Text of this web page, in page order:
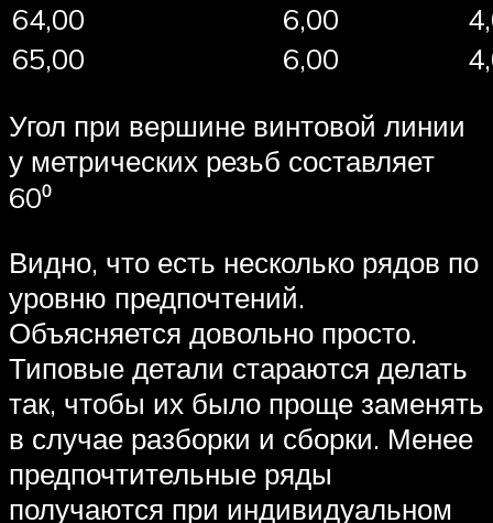
64,00
6,00
65,00
6,00
Угол при вершине винтовой линии
у метрических резьб составляет
60⁰
Видно, что есть несколько рядов по
уровню предпочтений.
Объясняется довольно просто.
Типовые детали стараются делать
так, чтобы их было проще заменять
в случае разборки и сборки. Менее
предпочтительные ряды
получаются при индивидуальном